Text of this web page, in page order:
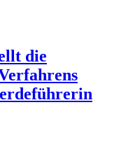
die